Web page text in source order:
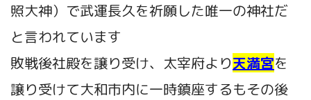
照大神）で武運長久を祈願した唯一の神社だ
と言われています
敗戦後社殿を譲り受け、太宰府より天満宮を
譲り受けて大和市内に一時鎮座するもその後